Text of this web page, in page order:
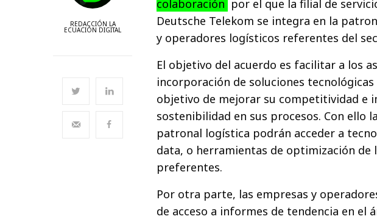
REDACCIÓN LA
ECUACIÓN DIGITAL
colaboración por el que la filial de
Deutsche Telekom se integra en la
y operadores logísticos referentes del
El objetivo del acuerdo es facilitar a los
incorporación de soluciones
objetivo de mejorar su competitividad e
sostenibilidad en sus procesos. Con ello
patronal logística podrán acceder a
data, o herramientas de optimización de
preferentes.
Por otra parte, las empresas y
de acceso a informes de tendencia en el